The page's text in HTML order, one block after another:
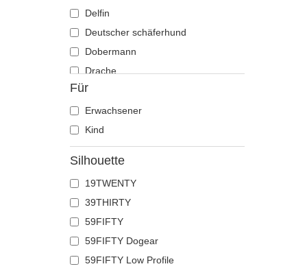
Delfin
Deutscher schäferhund
Dobermann
Drache
Eichhörnchen
Eidechse
Einhorn
Elch
Ente
Eule
Flamingo
Französische bulldogge
Fuchs
Geier
Für
Erwachsener
Kind
Silhouette
19TWENTY
39THIRTY
59FIFTY
59FIFTY Dogear
59FIFTY Low Profile